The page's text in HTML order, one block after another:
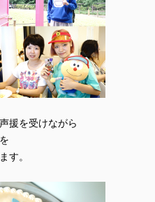
援を受けながら
す。